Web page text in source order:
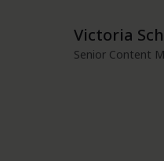
Victoria
Senior Content